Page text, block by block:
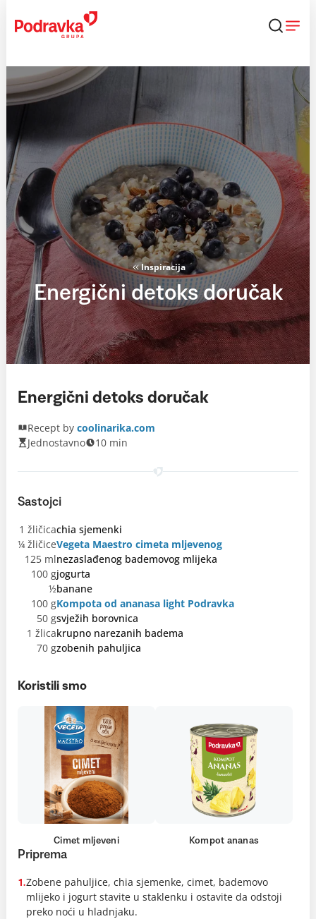
content
Inspiracija
Energični detoks doručak
Energični detoks doručak
Recept by coolinarika.com
Jednostavno
10 min
Sastojci
1 žličicachia sjemenki
¼ žličiceVegeta Maestro cimeta mljevenog
125 mlnezaslađenog bademovog mlijeka
100 gjogurta
½banane
100 gKompota od ananasa light Podravka
50 gsvježih borovnica
1 žlicakrupno narezanih badema
70 gzobenih pahuljica
Koristili smo
Cimet mljeveni Kompot ananas
Priprema
1.Zobene pahuljice, chia sjemenke, cimet, bademovo
mlijeko i jogurt stavite u staklenku i ostavite da odstoji
preko noći u hladnjaku.